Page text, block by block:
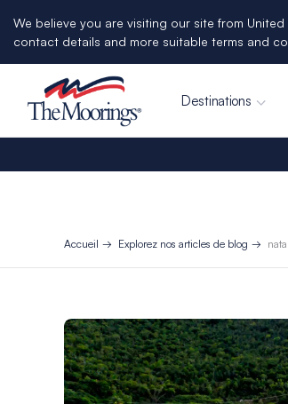
We believe you are visiting our site from
contact details and more suitable terms and
Destinations
Accueil Explorez nos articles de blog